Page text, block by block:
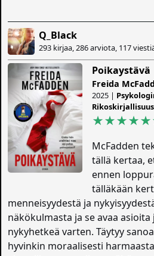
Q_Black
293 kirjaa, 286 arviota, 117
Poikaystävä
Freida
2025 |
Rikoskirjallisuus
McFadden
tällä kertaa,
ennen
tälläkään
menneisyydestä ja
näkökulmasta ja se avaa
nykyhetkeä varten. Täytyy
hyvinkin moraalisesti